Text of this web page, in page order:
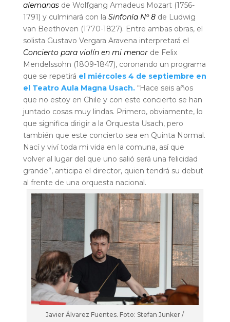
alemanasde Wolfgang Amadeus Mozart (1756-
1791) y culminará con la Sinfonía Nº 8de Ludwig
van Beethoven (1770-1827). Entre ambas obras, el
solista Gustavo Vergara Aravena interpretará el
Concierto para violín en mi menor de Felix
Mendelssohn (1809-1847), coronando un programa
que se repetirá el miércoles 4 de septiembre en
el Teatro Aula Magna Usach. “Hace seis años
que no estoy en Chile y con este concierto se han
juntado cosas muy lindas. Primero, obviamente, lo
que significa dirigir a la Orquesta Usach, pero
también que este concierto sea en Quinta Normal.
Nací y viví toda mi vida en la comuna, así que
volver al lugar del que uno salió será una felicidad
grande”, anticipa el director, quien tendrá su debut
al frente de una orquesta nacional.
Javier Álvarez Fuentes. Foto: Stefan Junker /